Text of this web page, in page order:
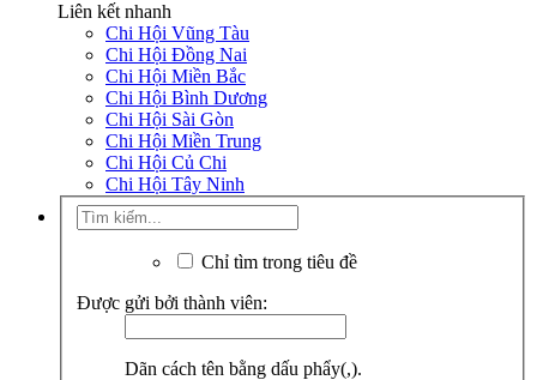
Liên kết nhanh
Chi Hội Vũng Tàu
Chi Hội Đồng Nai
Chi Hội Miền Bắc
Chi Hội Bình Dương
Chi Hội Sài Gòn
Chi Hội Miền Trung
Chi Hội Củ Chi
Chi Hội Tây Ninh
Chỉ tìm trong tiêu đề
Được gửi bởi thành viên:
Dãn cách tên bằng dấu phẩy(,).